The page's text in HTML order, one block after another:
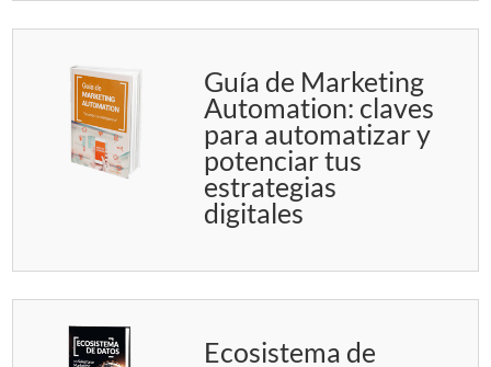
Guía de Marketing
Automation: claves
para automatizar y
potenciar tus
estrategias
digitales
Ecosistema de